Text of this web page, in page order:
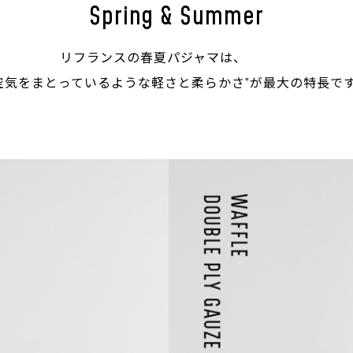
Spring & Summer
リフランスの春夏パジャマは、
をまとっているような軽さと柔らかさ”が最大の特長で